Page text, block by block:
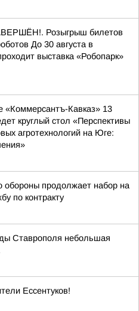
Розыгрыш билетов
До 30 августа в
выставка «Робопарк»
«Коммерсантъ-Кавказ» 13
круглый стол «Перспективы
агротехнологий на Юге:
обороны продолжает набор на
по контракту
Ставрополя небольшая
Ессентуков!